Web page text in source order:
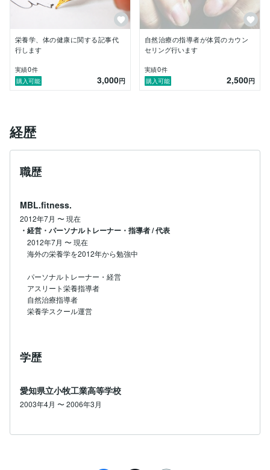
で、拝見していただけると幸いです。
https://www.mbl-fitness.com/
ココナラは2024年3月から始めてみました。
お気軽にご連絡、お問い合わせ頂けたらと思います。
栄養学、体の健康に関する記事代
行します
実績0件
購入可能
3,000円
自然治療の指導者が体質のカウン
セリング行います
実績0件
購入可能
2,500円
経歴
職歴
MBL.fitness.
2012年7月 〜現在
・経営・パーソナルトレーナー・指導者 / 代表
2012年7月 〜現在
海外の栄養学を2012年から勉強中
パーソナルトレーナー・経営
アスリート栄養指導者
自然治療指導者
栄養学スクール運営
学歴
愛知県立小牧工業高等学校
2003年4月 〜 2006年3月